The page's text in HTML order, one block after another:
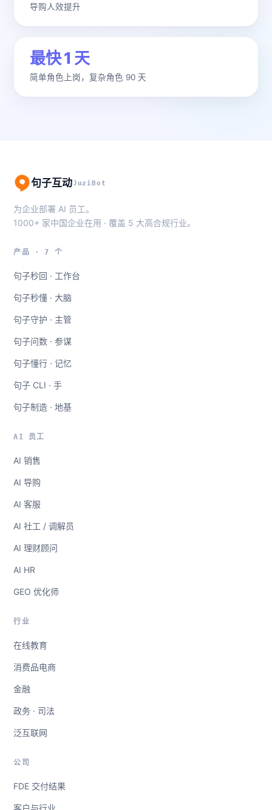
导购人效提升
最快 1 天
简单角色上岗，复杂角色 90 天
句子互动JuziBot
为企业部署 AI 员工。
1000+ 家中国企业在用 · 覆盖 5 大高合规行业。
产品 · 7 个
句子秒回 · 工作台
句子秒懂 · 大脑
句子守护 · 主管
句子问数 · 参谋
句子懂行 · 记忆
句子 CLI · 手
句子制造 · 地基
AI 员工
AI 销售
AI 导购
AI 客服
AI 社工 / 调解员
AI 理财顾问
AI HR
GEO 优化师
行业
在线教育
消费品电商
金融
政务 · 司法
泛互联网
公司
FDE 交付结果
客户与行业